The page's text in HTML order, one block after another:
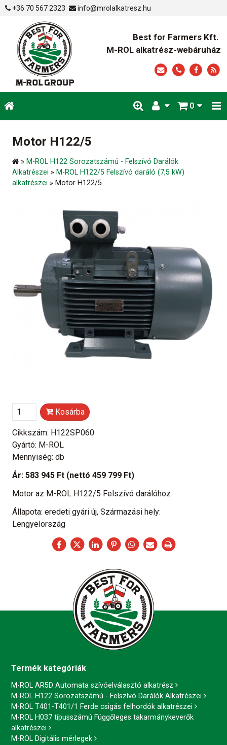
+36 70 567 2323 info@mrolalkatresz.hu
Best for Farmers Kft.
M-ROL alkatrész-webáruház
0
Motor H122/5
» M-ROL H122 Sorozatszámú - Felszívó Darálók
Alkatrészei » M-ROL H122/5 Felszívó daráló (7,5 kW)
alkatrészei » Motor H122/5
Kosárba
Cikkszám: H122SP060
Gyártó: M-ROL
Mennyiség: db
Ár: 583 945 Ft (nettó 459 799 Ft)
Motor az M-ROL H122/5 Felszívó darálóhoz
Állapota: eredeti gyári új, Származási hely:
Lengyelország
Termék kategóriák
M-ROL AR5D Automata szívóelválasztó alkatrész
M-ROL H122 Sorozatszámú - Felszívó Darálók Alkatrészei
M-ROL T401-T401/1 Ferde csigás felhordók alkatrészei
M-ROL H037 típusszámú Függőleges takarmánykeverők
alkatrészei
M-ROL Digitális mérlegek